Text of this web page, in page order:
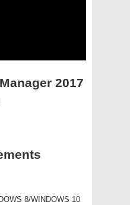
2017
8/WINDOWS 10